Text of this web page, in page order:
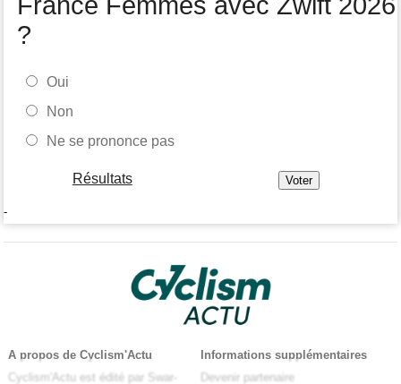
?
Oui
Non
Ne se prononce pas
Résultats
-
A propos de Cyclism'Actu
Cyclism'Actu est édité par Swar-
Informations supplémentaires
Devenir partenaire